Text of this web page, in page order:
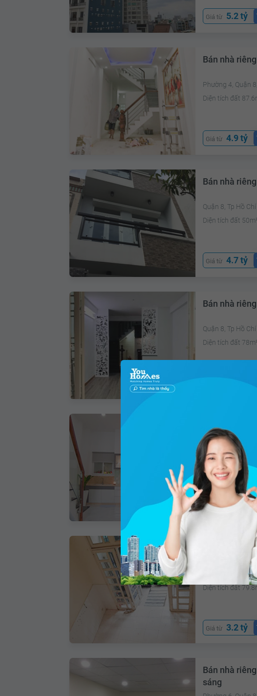
Giá từ 5.2 tỷ
Bán nhà
Phường 4, Quận
Diện tích đất
Giá từ 4.9 tỷ
Bán nhà
Quận 8, Tp Hồ
Diện tích đất
Giá từ 4.7 tỷ
Bán nhà
Quận 8, Tp Hồ
Diện tích đất
3.2 tỷ
Bán nhà
Phường 15,
Diện tích đất 40m²
Giá từ 3.2 tỷ
Bán nhà
Phường 3, Quận
Diện tích đất
Giá từ 3.2 tỷ
Bán nhà
sáng